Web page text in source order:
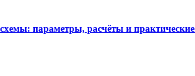
параметры, расчёты и